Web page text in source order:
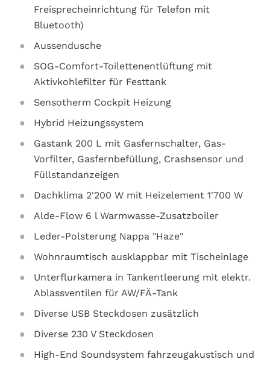
Freisprecheinrichtung für Telefon mit
Bluetooth)
Aussendusche
SOG-Comfort-Toilettenentlüftung mit
Aktivkohlefilter für Festtank
Sensotherm Cockpit Heizung
Hybrid Heizungssystem
Gastank 200 L mit Gasfernschalter, Gas-
Vorfilter, Gasfernbefüllung, Crashsensor und
Füllstandanzeigen
Dachklima 2'200 W mit Heizelement 1'700 W
Alde-Flow 6 l Warmwasse-Zusatzboiler
Leder-Polsterung Nappa "Haze"
Wohnraumtisch ausklappbar mit Tischeinlage
Unterflurkamera in Tankentleerung mit elektr.
Ablassventilen für AW/FÄ-Tank
Diverse USB Steckdosen zusätzlich
Diverse 230 V Steckdosen
High-End Soundsystem fahrzeugakustisch und